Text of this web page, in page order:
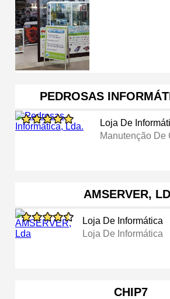
PEDROSAS
Loja De
Manutenção De
AMSERVER,
Loja De Informática
Loja De Informática
CHIP7